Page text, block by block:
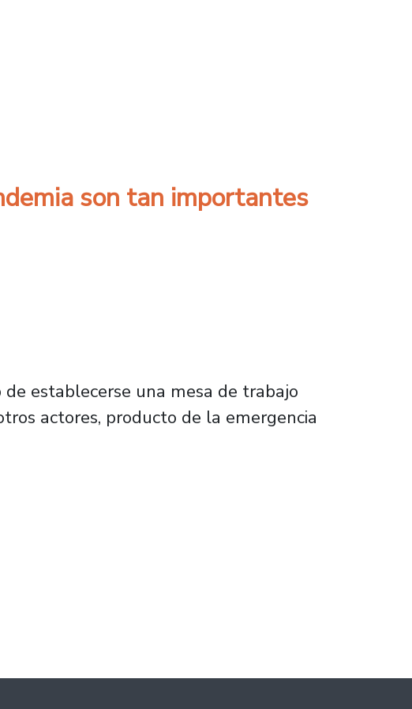
en la ciudad de Santiago y el uso del auto son
son tan importantes
establecerse una mesa de trabajo
actores, producto de la emergencia
son tan importantes como un entrenador"